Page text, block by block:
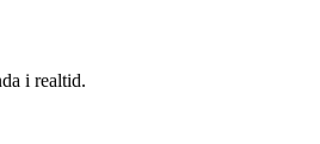
i realtid.